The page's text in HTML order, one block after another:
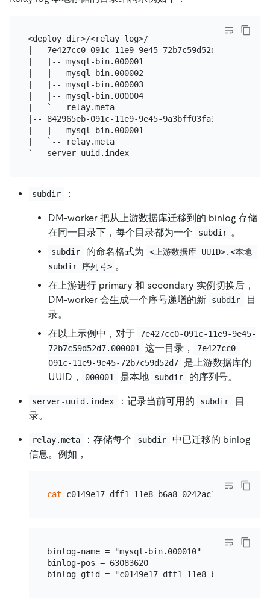
<deploy_dir>/<relay_log>/
|-- 7e427cc0-091c-11e9-9e45-72b7c59d52d7.000001
|   |-- mysql-bin.000001
|   |-- mysql-bin.000002
|   |-- mysql-bin.000003
|   |-- mysql-bin.000004
|   `-- relay.meta
|-- 842965eb-091c-11e9-9e45-9a3bff03fa39.000002
|   |-- mysql-bin.000001
|   `-- relay.meta
`-- server-uuid.index
subdir ：
DM-worker 把从上游数据库迁移到的 binlog 存储
在同一目录下，每个目录都为一个
subdir 。
subdir 的命名格式为
<上游数据库 UUID>.<本地
subdir 序列号> 。
在上游进行 primary 和 secondary 实例切换后，
DM-worker 会生成一个序号递增的新
subdir
目
录。
在以上示例中，对于
7e427cc0-091c-11e9-9e45-
72b7c59d52d7.000001
这一目录，
7e427cc0-
091c-11e9-9e45-72b7c59d52d7
是上游数据库的
UUID，
000001 是本地 subdir 的序列号。
server-uuid.index ：记录当前可用的 subdir
目
录。
relay.meta ：存储每个 subdir
中已迁移的 binlog
信息。例如，
cat
binlog-name = "mysql-bin.000010"    # 当前迁移
binlog-pos = 63083620               # 当前迁移